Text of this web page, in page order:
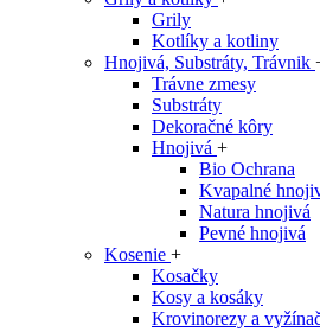
Grily
Kotlíky a kotliny
Hnojivá, Substráty, Trávnik
Trávne zmesy
Substráty
Dekoračné kôry
Hnojivá +
Bio Ochrana
Kvapalné
Natura hnojivá
Pevné hnojivá
Kosenie +
Kosačky
Kosy a kosáky
Krovinorezy a